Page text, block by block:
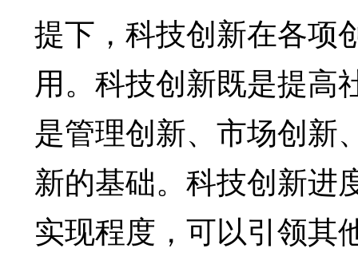
提下，科技创新在各项
用。科技创新既是提高
是管理创新、市场创新
新的基础。科技创新进
实现程度，可以引领其